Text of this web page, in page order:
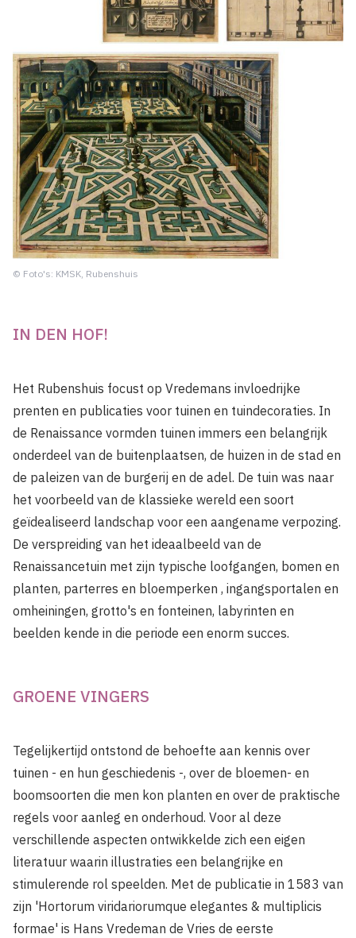
© Foto's: KMSK, Rubenshuis
IN DEN HOF!
Het Rubenshuis focust op Vredemans invloedrijke
prenten en publicaties voor tuinen en tuindecoraties. In
de Renaissance vormden tuinen immers een belangrijk
onderdeel van de buitenplaatsen, de huizen in de stad en
de paleizen van de burgerij en de adel. De tuin was naar
het voorbeeld van de klassieke wereld een soort
geïdealiseerd landschap voor een aangename verpozing.
De verspreiding van het ideaalbeeld van de
Renaissancetuin met zijn typische loofgangen, bomen en
planten, parterres en bloemperken , ingangsportalen en
omheiningen, grotto's en fonteinen, labyrinten en
beelden kende in die periode een enorm succes.
GROENE VINGERS
Tegelijkertijd ontstond de behoefte aan kennis over
tuinen - en hun geschiedenis -, over de bloemen- en
boomsoorten die men kon planten en over de praktische
regels voor aanleg en onderhoud. Voor al deze
verschillende aspecten ontwikkelde zich een eigen
literatuur waarin illustraties een belangrijke en
stimulerende rol speelden. Met de publicatie in 1583 van
zijn 'Hortorum viridariorumque elegantes & multiplicis
formae' is Hans Vredeman de Vries de eerste